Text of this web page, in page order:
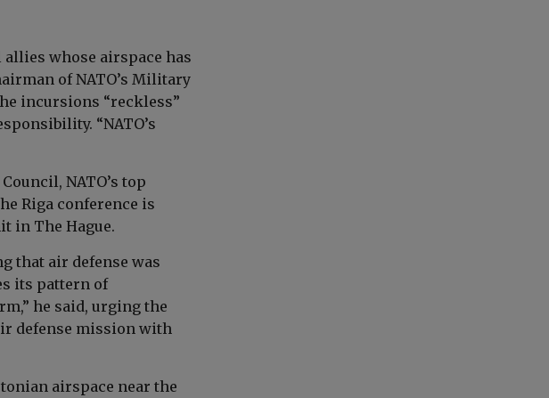
whose airspace has
of NATO’s Military
incursions “reckless”
“NATO’s
NATO’s top
Riga conference is
in The Hague.
that air defense was
its pattern of
he said, urging the
defense mission with
airspace near the